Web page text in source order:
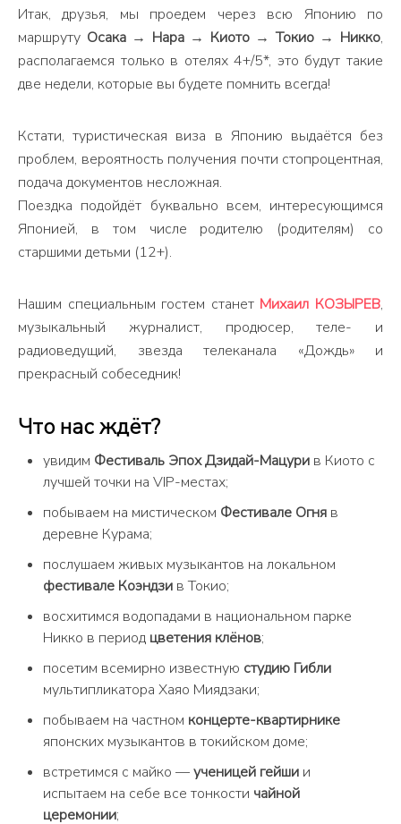
Итак, друзья, мы проедем через всю Японию по
маршруту Осака → Нара → Киото → Токио → Никко,
располагаемся только в отелях 4+/5*, это будут такие
две недели, которые вы будете помнить всегда!
Кстати, туристическая виза в Японию выдаётся без
проблем, вероятность получения почти стопроцентная,
подача документов несложная.
Поездка подойдёт буквально всем, интересующимся
Японией, в том числе родителю (родителям) со
старшими детьми (12+).
Нашим специальным гостем станет Михаил КОЗЫРЕВ,
музыкальный журналист, продюсер, теле- и
радиоведущий, звезда телеканала «Дождь» и
прекрасный собеседник!
Что нас ждёт?
увидим Фестиваль Эпох Дзидай-Мацури в Киото с
лучшей точки на VIP-местах;
побываем на мистическом Фестивале Огня в
деревне Курама;
послушаем живых музыкантов на локальном
фестивале Коэндзи в Токио;
восхитимся водопадами в национальном парке
Никко в период цветения клёнов;
посетим всемирно известную студию Гибли
мультипликатора Хаяо Миядзаки;
побываем на частном концерте-квартирнике
японских музыкантов в токийском доме;
встретимся с майко —ученицей гейши и
испытаем на себе все тонкости чайной
церемонии;